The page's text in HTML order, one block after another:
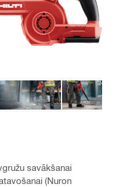
savākšanai
(Nuron